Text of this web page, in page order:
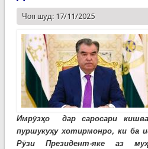
Чоп шуд: 17/11/2025
Имрӯзҳо дар саросари
пуршукуҳу хотирмонро, ки ба
Рӯзи Президент-яке аз